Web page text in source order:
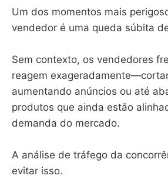
Um dos momentos mais
vendedor é uma queda súbita
Sem contexto, os vendedores
reagem
aumentando anúncios ou até
produtos que ainda estão
demanda do mercado.
A análise de tráfego da
evitar isso.